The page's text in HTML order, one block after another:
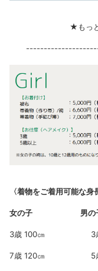
★もっ
〈着物をご着用可能な身
女の子 男の
3歳 100㎝ 3歳
7歳 120㎝ 5歳